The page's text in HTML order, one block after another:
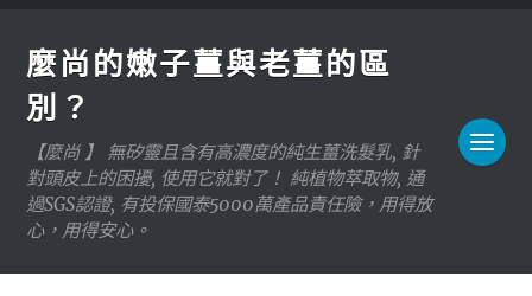
麼尚的嫩子薑與老薑的區
別？
【麼尚 】 無矽靈且含有高濃度的純生薑洗髮乳, 針
對頭皮上的困擾, 使用它就對了！ 純植物萃取物, 通
過SGS認證, 有投保國泰5000萬產品責任險，用得放
心，用得安心。